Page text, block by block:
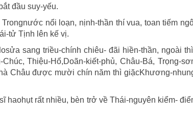
oan
hiển
đầu suy-yếu.
nổi loạn, nịnh-thần thí vua, toan tiếm
tử Tịnh lên kế vị.
sang triều-chính chiêu- đãi hiền-thần, ngoài
Thiệu-Hổ,Doãn-kiết-phủ, Châu-Bá, Trọng-
Châu được mười chín năm thì giặcKhương-
haohụt rất nhiều, bèn trở về Thái-nguyên kiểm-